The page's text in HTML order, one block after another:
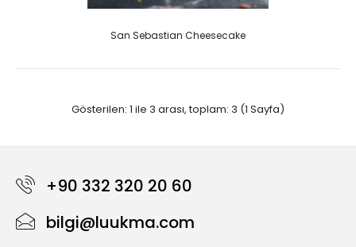
San Sebastian Cheesecake
Gösterilen: 1 ile 3 arası, toplam: 3 (1 Sayfa)
+90 332 320 20 60
bilgi@luukma.com